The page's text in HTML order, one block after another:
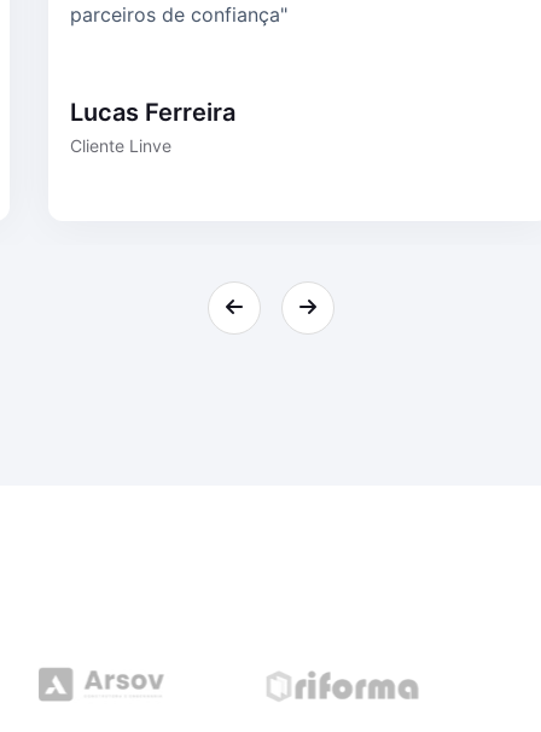
parceiros de confiança"
Lucas Ferreira
Cliente Linve